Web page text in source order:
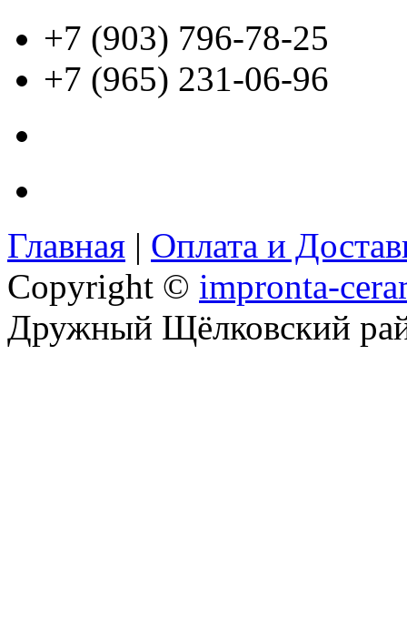
+7 (903) 796-78-25
+7 (965) 231-06-96
Главная | Оплата и
Copyright © impronta-
Дружный Щёлковский